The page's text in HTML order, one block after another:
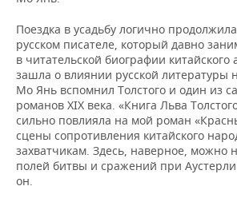
Поездка в усадьбу логично
русском писателе, который давно
в читательской биографии китайского
зашла о влиянии русской литературы
Мо Янь вспомнил Толстого и один из
романов XIX века. «Книга Льва
сильно повлияла на мой роман
сцены сопротивления китайского
захватчикам. Здесь, наверное, можно
полей битвы и сражений при
он.